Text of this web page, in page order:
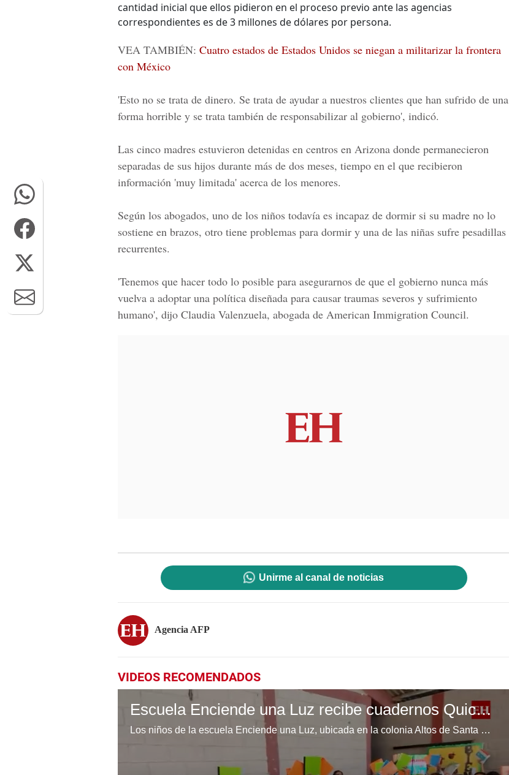
cantidad inicial que ellos pidieron en el proceso previo ante las agencias
correspondientes es de 3 millones de dólares por persona.
VEA TAMBIÉN: Cuatro estados de Estados Unidos se niegan a militarizar la frontera
con México
'Esto no se trata de dinero. Se trata de ayudar a nuestros clientes que han sufrido de una
forma horrible y se trata también de responsabilizar al gobierno', indicó.
Las cinco madres estuvieron detenidas en centros en Arizona donde permanecieron
separadas de sus hijos durante más de dos meses, tiempo en el que recibieron
información 'muy limitada' acerca de los menores.
Según los abogados, uno de los niños todavía es incapaz de dormir si su madre no lo
sostiene en brazos, otro tiene problemas para dormir y una de las niñas sufre pesadillas
recurrentes.
'Tenemos que hacer todo lo posible para asegurarnos de que el gobierno nunca más
vuelva a adoptar una política diseñada para causar traumas severos y sufrimiento
humano', dijo Claudia Valenzuela, abogada de American Immigration Council.
Unirme al canal de noticias
Agencia AFP
VIDEOS RECOMENDADOS
Escuela Enciende una Luz recibe cuadernos Quick, gracias a la Maratón del Saber
Los niños de la escuela Enciende una Luz, ubicada en la colonia Altos de Santa Rosa, al sur de Tegucigalpa, recibieron cuadernos Quick como parte de la Campaña Maratón del Saber.